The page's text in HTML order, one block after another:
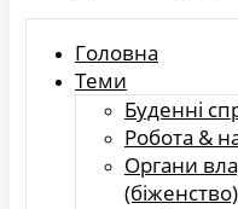
Головна
Теми
Буденні
Робота &
Органи
(біженство)